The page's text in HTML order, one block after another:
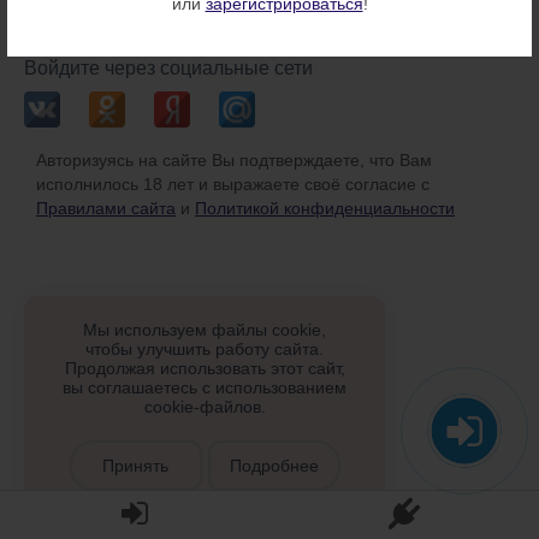
Войдите через социальные сети
Авторизуясь на сайте Вы подтверждаете, что Вам
исполнилось 18 лет и выражаете своё согласие с
Правилами сайта и Политикой конфиденциальности
Мы используем файлы cookie,
чтобы улучшить работу сайта.
Продолжая использовать этот сайт,
вы соглашаетесь с использованием
cookie-файлов.
Принять Подробнее